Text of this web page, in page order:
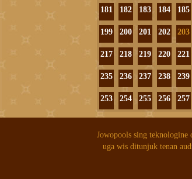
181 182 183 184 185
199 200 201 202 203
217 218 219 220 221
235 236 237 238 239
253 254 255 256 257
Jowopools sing teknologine
uga wis ditunjuk tenan